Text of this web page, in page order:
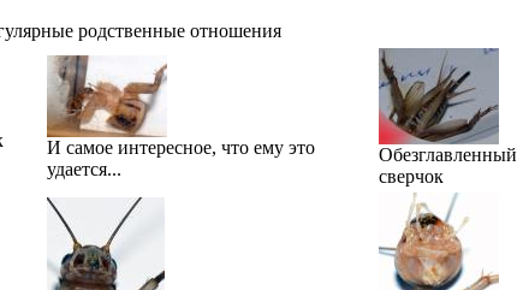
родственные отношения
И самое интересное, что ему это
удается...
Обезглавленный
сверчок